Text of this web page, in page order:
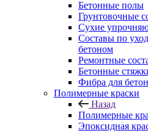
Бетонные полы
Грунтовочные
Сухие
Составы по
бетоном
Ремонтные
Бетонные
Фибра для
Полимерные краски
Назад
Полимерные
Эпоксидная